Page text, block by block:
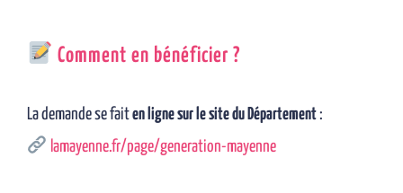
Comment en bénéficier ?
La demande se faiten ligne sur le site du Département:
lamayenne.fr/page/generation-mayenne